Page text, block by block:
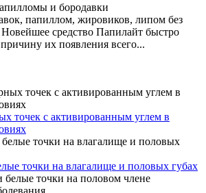
и бородавки
папиллом, жировиков, липом без
средство Папилайт быстро
их появления всего...
точек с активированным углем в
точки на влагалище и половых губах